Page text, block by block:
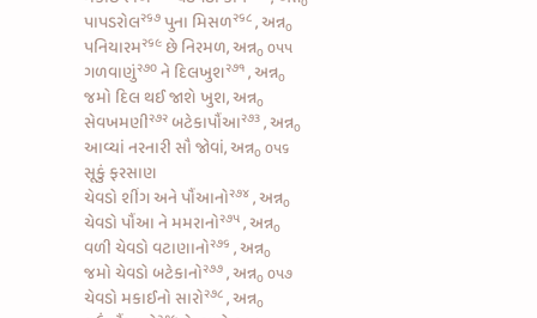
પાપડરોલ૨૬૭ પુના મિસળ૨૬૮ , અન્ન૦
પનિયારમ૨૬૯ છે નિરમળ, અન્ન૦ ૦૫૫
ગળવાણું૨૭૦ ને દિલખુશ૨૭૧ , અન્ન૦
જમો દિલ થઈ જાશે ખુશ, અન્ન૦
સેવખમણી૨૭૨ બટેકાપૌંઆ૨૭૩ , અન્ન૦
આવ્યાં નરનારી સૌ જોવાં, અન્ન૦ ૦૫૬
સૂકું ફરસાણ
ચેવડો શીંગ અને પૌંઆનો૨૭૪ , અન્ન૦
ચેવડો પૌંઆ ને મમરાનો૨૭૫ , અન્ન૦
વળી ચેવડો વટાણાનો૨૭૬ , અન્ન૦
જમોચેવડો બટેકાનો૨૭૭ , અન્ન૦ ૦૫૭
ચેવડો મકાઈનો સારો૨૭૮ , અન્ન૦